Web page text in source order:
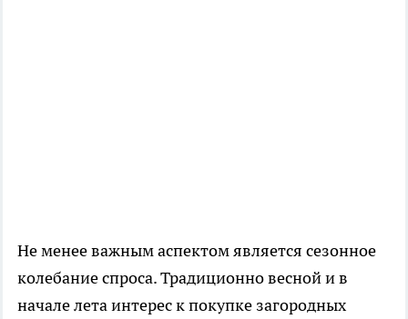
Не менее важным аспектом является сезонное
колебание спроса. Традиционно весной и в
начале лета интерес к покупке загородных